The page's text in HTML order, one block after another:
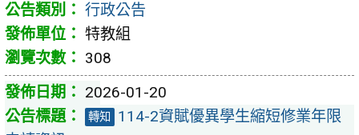
行政公告
特教組
308
2026-01-20
轉知
114-2資賦優異學生縮短修業年限